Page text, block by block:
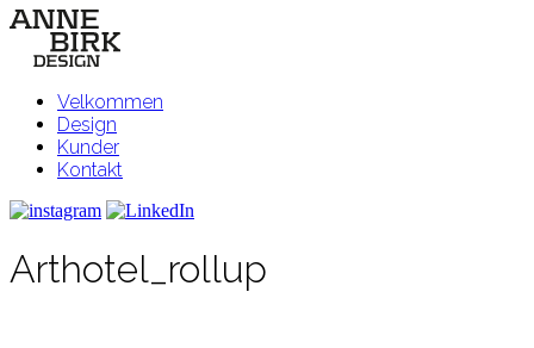
Velkommen
Design
Kunder
Kontakt
Arthotel_rollup